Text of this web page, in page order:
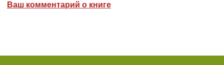
Ваш комментарий о книге